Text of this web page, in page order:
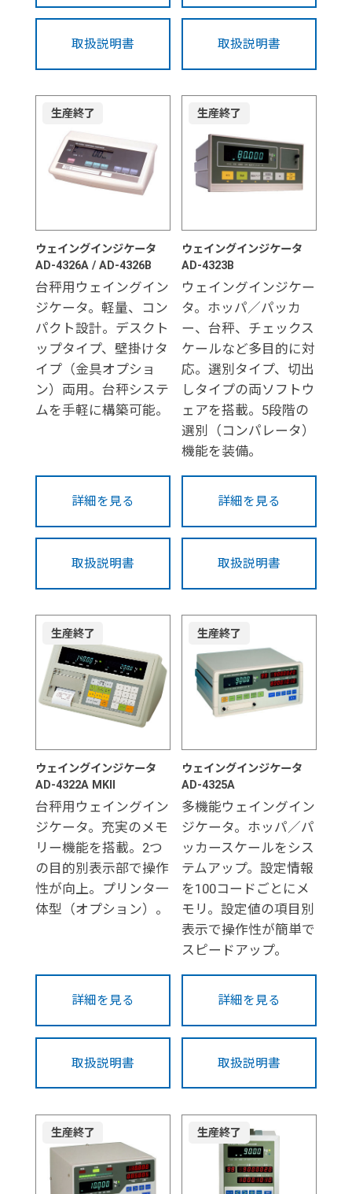
取扱説明書 取扱説明書
生産終了
ウェイングインジケータ
AD-4326A / AD-4326B
台秤用ウェイングイン
ジケータ。軽量、コン
パクト設計。デスクト
ップタイプ、壁掛けタ
イプ（金具オプショ
ン）両用。台秤システ
ムを手軽に構築可能。
詳細を見る
取扱説明書
生産終了
ウェイングインジケータ
AD-4323B
ウェイングインジケー
タ。ホッパ／パッカ
ー、台秤、チェックス
ケールなど多目的に対
応。選別タイプ、切出
しタイプの両ソフトウ
ェアを搭載。5段階の
選別（コンパレータ）
機能を装備。
詳細を見る
取扱説明書
生産終了
ウェイングインジケータ
AD-4322A MKII
台秤用ウェイングイン
ジケータ。充実のメモ
リー機能を搭載。2つ
の目的別表示部で操作
性が向上。プリンタ一
体型（オプション）。
詳細を見る
取扱説明書
生産終了
ウェイングインジケータ
AD-4325A
多機能ウェイングイン
ジケータ。ホッパ／パ
ッカースケールをシス
テムアップ。設定情報
を100コードごとにメ
モリ。設定値の項目別
表示で操作性が簡単で
スピードアップ。
詳細を見る
取扱説明書
生産終了 生産終了